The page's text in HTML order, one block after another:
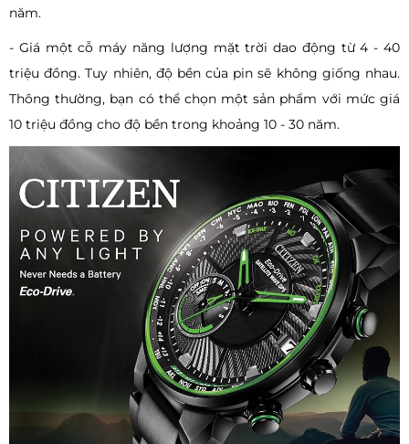
năm.
- Giá một cỗ máy năng lượng mặt trời dao động từ 4 - 40
triệu đồng. Tuy nhiên, độ bền của pin sẽ không giống nhau.
Thông thường, bạn có thể chọn một sản phẩm với mức giá
10 triệu đồng cho độ bền trong khoảng 10 - 30 năm.